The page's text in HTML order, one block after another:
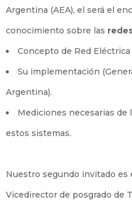
Argentina (AEA), el será el
conocimiento sobre las
Concepto de Red
Su implementación
Argentina).
Mediciones necesarias de
estos sistemas.
Nuestro segundo invitado es
Vicedirector de posgrado de